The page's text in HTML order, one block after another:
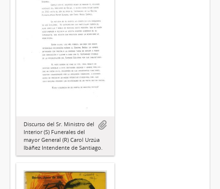
Discurso del Sr. Ministro del
Interior (S) Funerales del
mayor General (R) Carol Urzúa
Ibáñez Intendente de Santiago.